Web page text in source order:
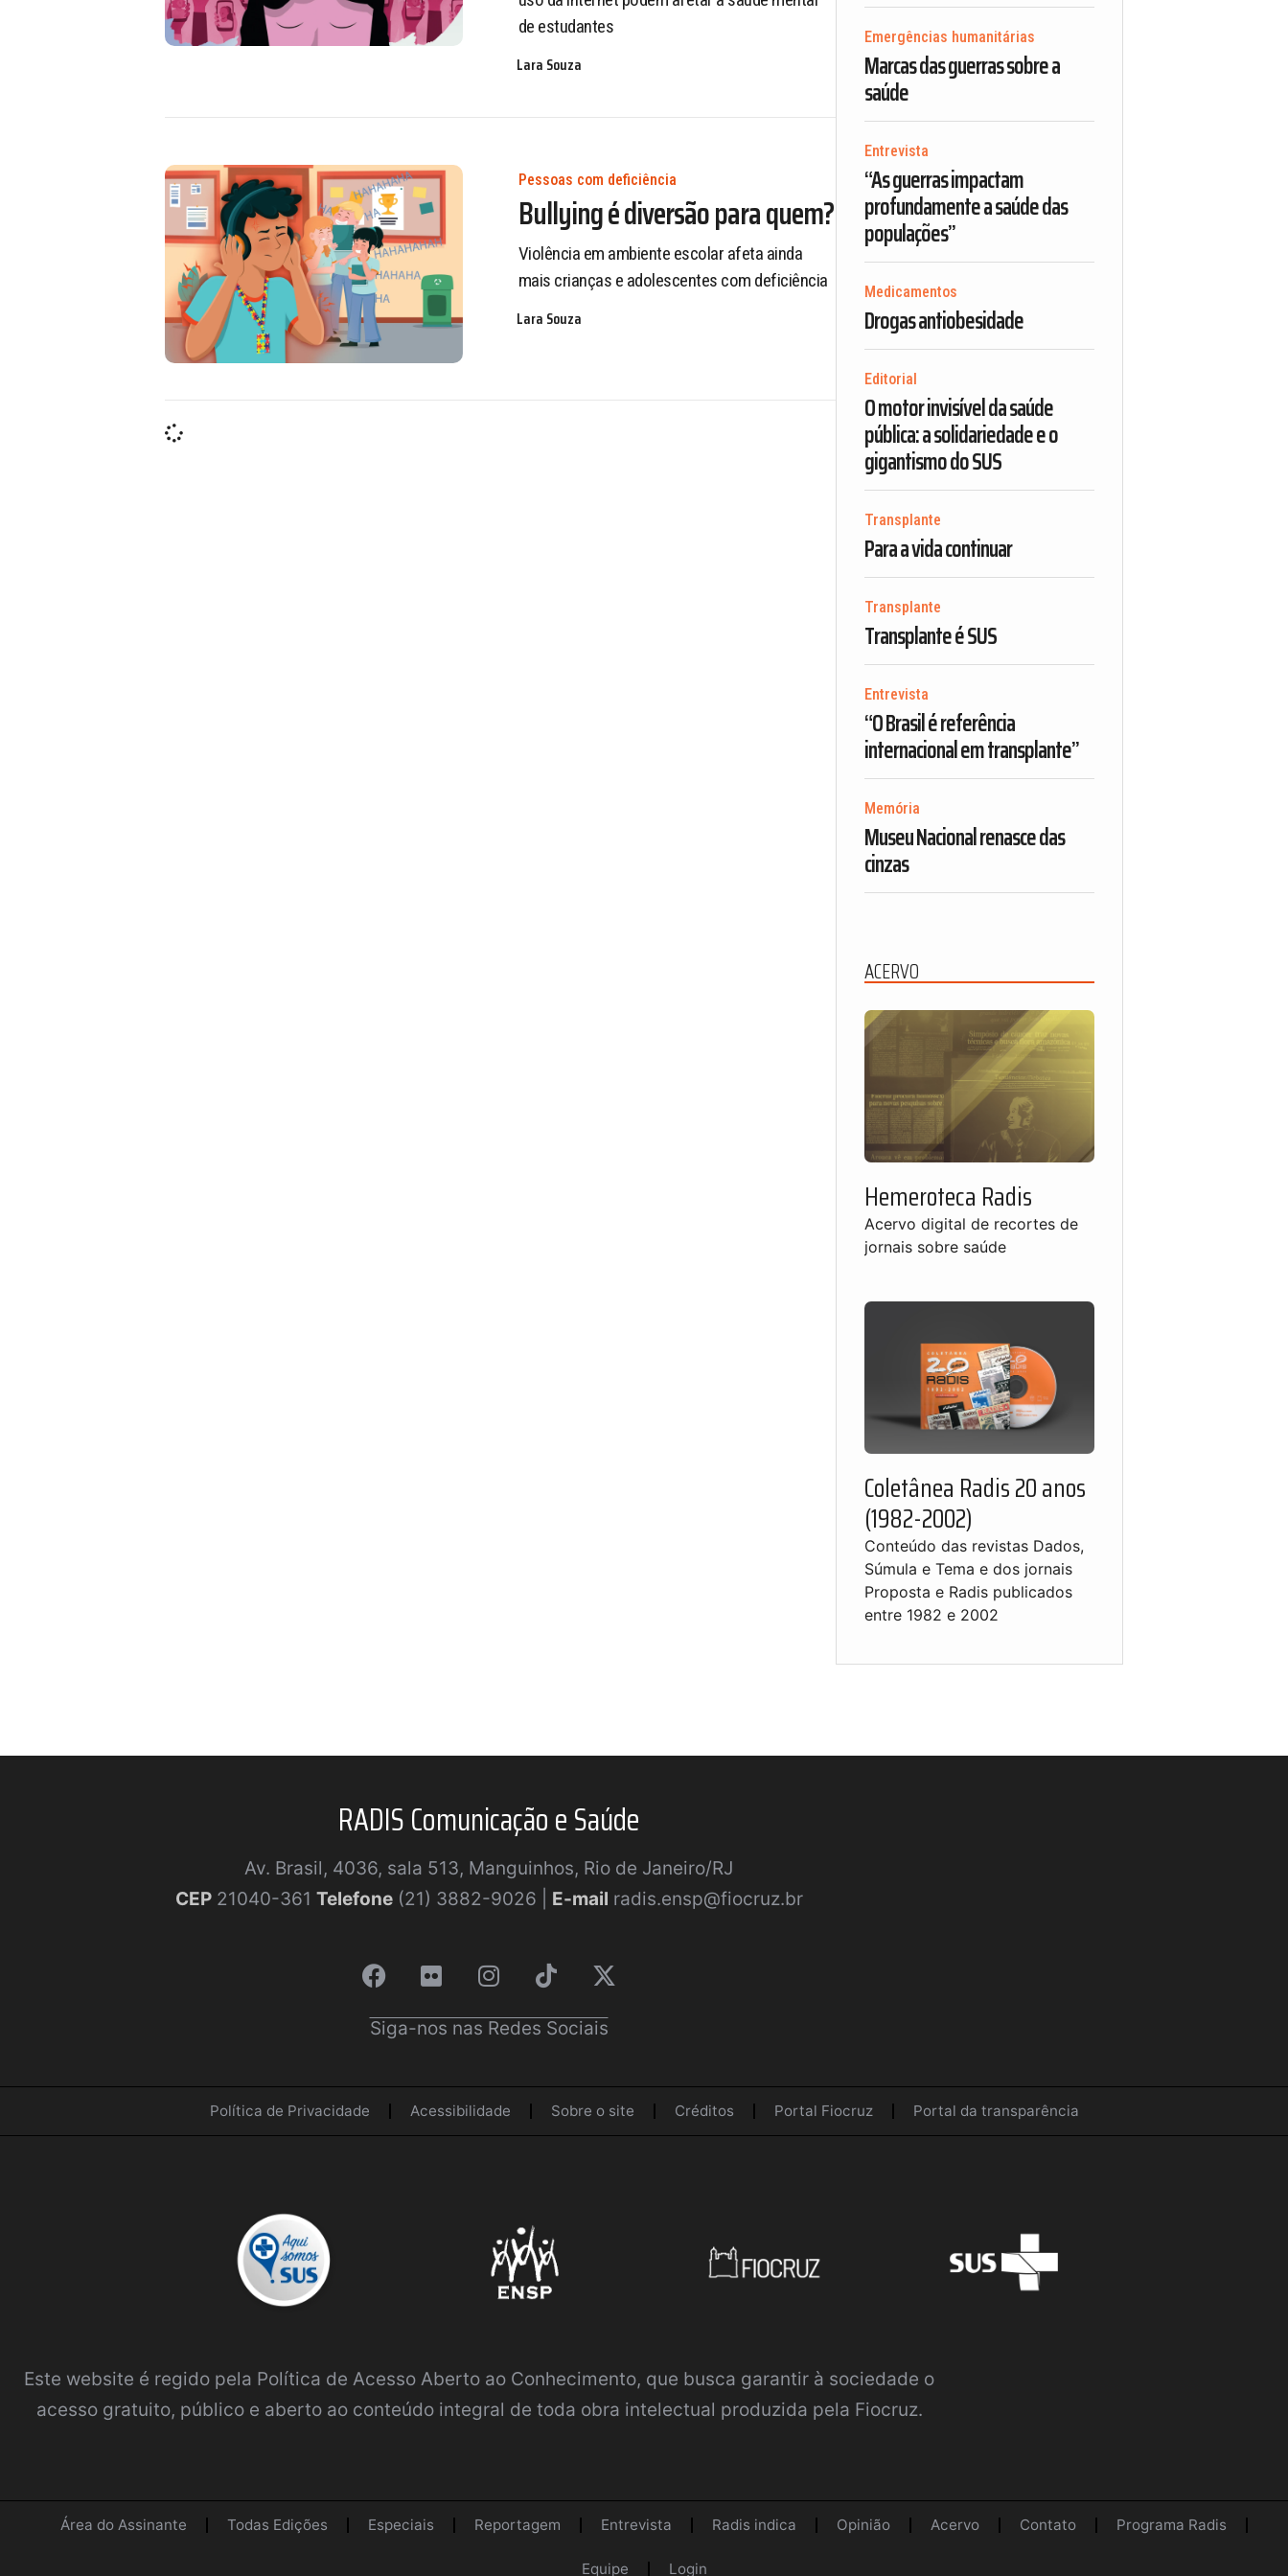
de estudantes
Lara Souza
Pessoas com deficiência
Bullying é diversão para quem?
Violência em ambiente escolar afeta ainda
mais crianças e adolescentes com deficiência
Lara Souza
Emergências humanitárias
Marcas das guerras sobre a
saúde
Entrevista
“As guerras impactam
profundamente a saúde das
populações”
Medicamentos
Drogas antiobesidade
Editorial
O motor invisível da saúde
pública: a solidariedade e o
gigantismo do SUS
Transplante
Para a vida continuar
Transplante
Transplante é SUS
Entrevista
“O Brasil é referência
internacional em transplante”
Memória
Museu Nacional renasce das
cinzas
ACERVO
Hemeroteca Radis
Acervo digital de recortes de
jornais sobre saúde
Coletânea Radis 20 anos
(1982-2002)
Conteúdo das revistas Dados,
Súmula e Tema e dos jornais
Proposta e Radis publicados
entre 1982 e 2002
RADIS Comunicação e Saúde
Av. Brasil, 4036, sala 513, Manguinhos, Rio de Janeiro/RJ
CEP21040-361 Telefone(21) 3882-9026 | E-mail radis.ensp@fiocruz.br
Siga-nos nas Redes Sociais
Política de Privacidade Acessibilidade Sobre o site Créditos Portal Fiocruz Portal da transparência
Este website é regido pela Política de Acesso Aberto ao Conhecimento, que busca garantir à sociedade o
acesso gratuito, público e aberto ao conteúdo integral de toda obra intelectual produzida pela Fiocruz.
Área do Assinante Todas Edições Especiais Reportagem Entrevista Radis indica Opinião Acervo Contato Programa Radis
Equipe Login